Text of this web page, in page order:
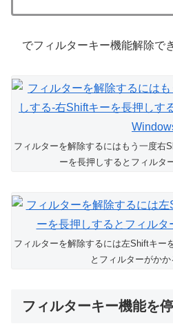
でフィルターキー機能解除でき
フィルターを解除するにはもう一度右
ーを長押しするとフィルタ
フィルターを解除するには左Shiftキー
とフィルターがか
フィルターキー機能を